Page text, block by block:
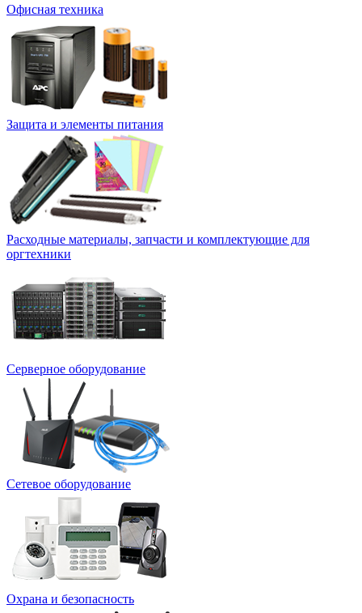
Офисная техника
Защита и элементы питания
Расходные материалы, запчасти и комплектующие для
оргтехники
Серверное оборудование
Сетевое оборудование
Охрана и безопасность